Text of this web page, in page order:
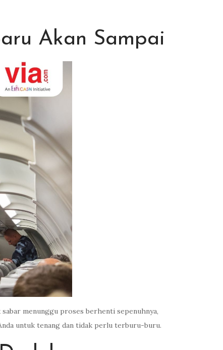
Akan Sampai
menunggu proses berhenti sepenuhnya,
untuk tenang dan tidak perlu terburu-buru.